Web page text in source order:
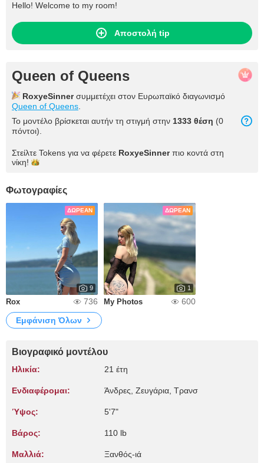
Hello! Welcome to my room!
Αποστολή tip
Queen of Queens
RoxyeSinner συμμετέχει στον Ευρωπαϊκό διαγωνισμό
Queen of Queens
Το μοντέλο βρίσκεται αυτήν τη στιγμή στην 1333 θέση (0
πόντοι).
Στείλτε Tokens για να φέρετε RoxyeSinner πιο κοντά στη
νίκη!
Φωτογραφίες
ΔΩΡΕΆΝ
9
Rox 736
ΔΩΡΕΆΝ
1
My Photos
600
Εμφάνιση Όλων
Βιογραφικό μοντέλου
Ηλικία: 21 έτη
Ενδιαφέρομαι: Άνδρες, Zευγάρια, Τρανσ
Ύψος: 5'7"
Βάρος: 110 lb
Μαλλιά: Ξανθός-ιά